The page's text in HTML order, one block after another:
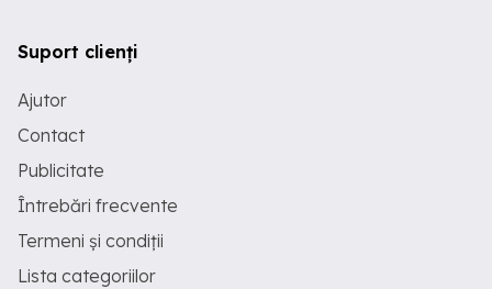
Suport clienți
Ajutor
Contact
Publicitate
Întrebări frecvente
Termeni și condiții
Lista categoriilor